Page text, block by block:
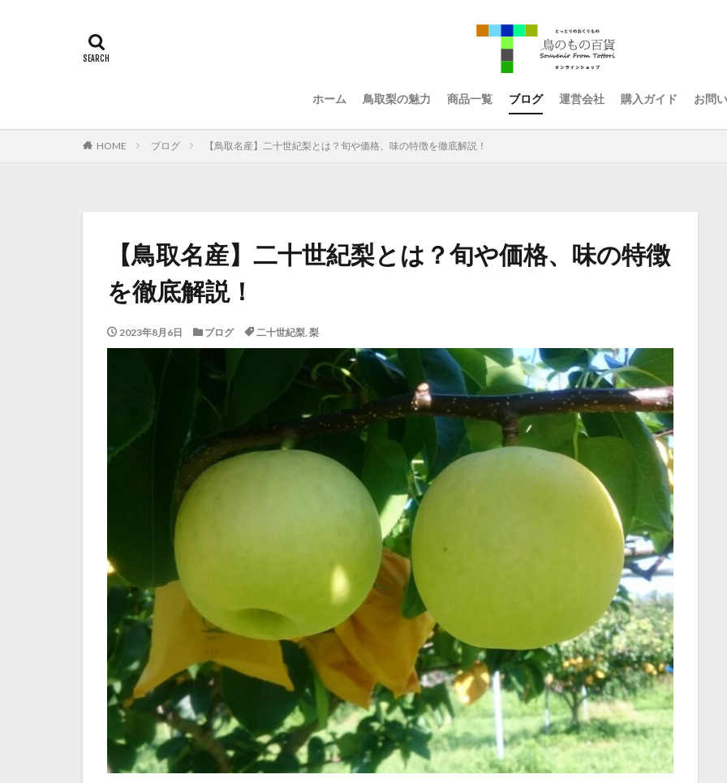
ホーム 鳥取梨の魅力 商品一覧 ブログ 運営会社 購入ガイド お問
HOME ブログ 【鳥取名産】二十世紀梨とは？旬や価格、味の特徴を徹底解説！
【鳥取名産】二十世紀梨とは？旬や価格、味の特徴
を徹底解説！
2023年8月6日 ブログ 二十世紀梨, 梨
検索